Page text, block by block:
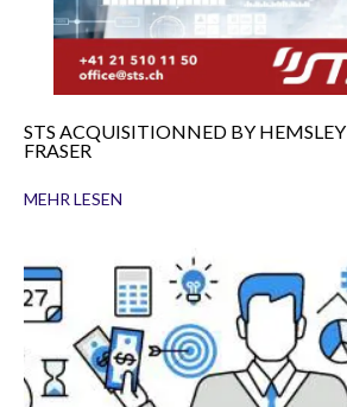
STS ACQUISITIONNED BY HEMSLEY
FRASER
MEHR LESEN